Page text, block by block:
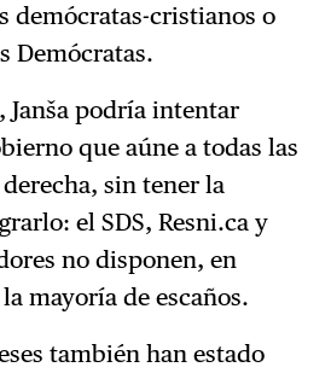
demócratas-cristianos o
Demócratas.
Janša podría intentar
que aúne a todas las
sin tener la
el SDS, Resni.ca y
no disponen, en
mayoría de escaños.
también han estado